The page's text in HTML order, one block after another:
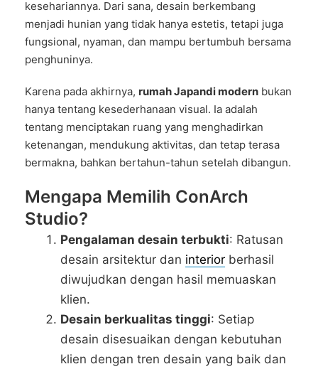
kesehariannya. Dari sana, desain berkembang
menjadi hunian yang tidak hanya estetis, tetapi juga
fungsional, nyaman, dan mampu bertumbuh bersama
penghuninya.
Karena pada akhirnya, rumah Japandi modern bukan
hanya tentang kesederhanaan visual. Ia adalah
tentang menciptakan ruang yang menghadirkan
ketenangan, mendukung aktivitas, dan tetap terasa
bermakna, bahkan bertahun-tahun setelah dibangun.
Mengapa Memilih ConArch
Studio?
Pengalaman desain terbukti: Ratusan
desain arsitektur dan interior berhasil
diwujudkan dengan hasil memuaskan
klien.
Desain berkualitas tinggi: Setiap
desain disesuaikan dengan kebutuhan
klien dengan tren desain yang baik dan